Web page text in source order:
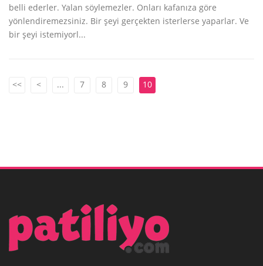
belli ederler. Yalan söylemezler. Onları kafanıza göre
yönlendiremezsiniz. Bir şeyi gerçekten isterlerse yaparlar. Ve
bir şeyi istemiyorl...
<< < ... 7 8 9 10